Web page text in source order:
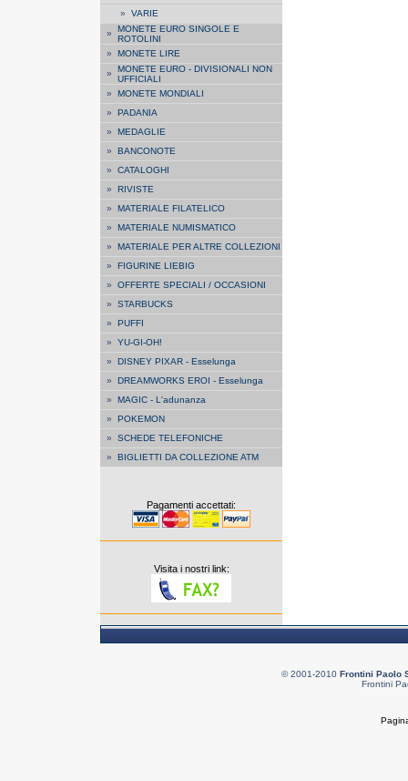
» VARIE
» MONETE EURO SINGOLE E
ROTOLINI
» MONETE LIRE
» MONETE EURO - DIVISIONALI NON
UFFICIALI
» MONETE MONDIALI
» PADANIA
» MEDAGLIE
» BANCONOTE
» CATALOGHI
» RIVISTE
» MATERIALE FILATELICO
» MATERIALE NUMISMATICO
» MATERIALE PER ALTRE COLLEZIONI
» FIGURINE LIEBIG
» OFFERTE SPECIALI / OCCASIONI
» STARBUCKS
» PUFFI
» YU-GI-OH!
» DISNEY PIXAR - Esselunga
» DREAMWORKS EROI - Esselunga
» MAGIC - L'adunanza
» POKEMON
» SCHEDE TELEFONICHE
» BIGLIETTI DA COLLEZIONE ATM
Pagamenti accettati:
Visita i nostri link:
© 2001-2010 Frontini Paolo
Frontini